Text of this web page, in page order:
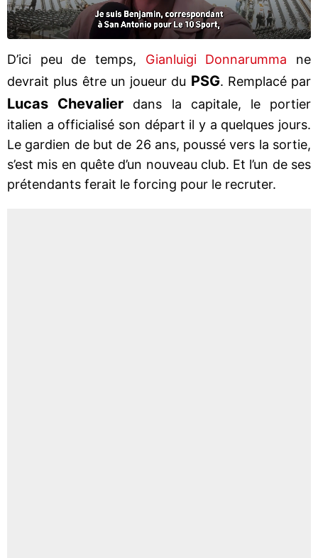
D’ici peu de temps, Gianluigi Donnarumma ne
devrait plus être un joueur du PSG. Remplacé par
Lucas Chevalier dans la capitale, le portier
italien a officialisé son départ il y a quelques jours.
Le gardien de but de 26 ans, poussé vers la sortie,
s’est mis en quête d’un nouveau club. Et l’un de ses
prétendants ferait le forcing pour le recruter.